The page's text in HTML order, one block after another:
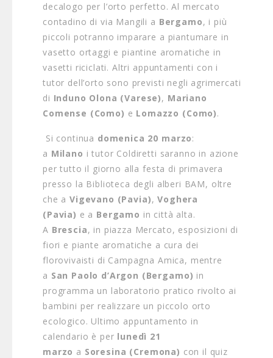
decalogo per l’orto perfetto. Al mercato
contadino di via Mangili a Bergamo, i più
piccoli potranno imparare a piantumare in
vasetto ortaggi e piantine aromatiche in
vasetti riciclati. Altri appuntamenti con i
tutor dell’orto sono previsti negli agrimercati
di Induno Olona (Varese), Mariano
Comense (Como) e Lomazzo (Como).
Si continua domenica 20 marzo:
a Milano i tutor Coldiretti saranno in azione
per tutto il giorno alla festa di primavera
presso la Biblioteca degli alberi BAM, oltre
che aVigevano (Pavia),Voghera
(Pavia) e a Bergamo in città alta.
A Brescia, in piazza Mercato, esposizioni di
fiori e piante aromatiche a cura dei
florovivaisti di Campagna Amica, mentre
a San Paolo d’Argon (Bergamo) in
programma un laboratorio pratico rivolto ai
bambini per realizzare un piccolo orto
ecologico. Ultimo appuntamento in
calendario è per lunedì 21
marzo a Soresina (Cremona) con il quiz